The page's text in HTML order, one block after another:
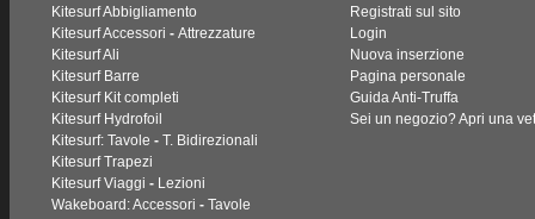
Kitesurf Abbigliamento
Kitesurf Accessori - Attrezzature
Kitesurf Ali
Kitesurf Barre
Kitesurf Kit completi
Kitesurf Hydrofoil
Kitesurf: Tavole - T. Bidirezionali
Kitesurf Trapezi
Kitesurf Viaggi - Lezioni
Wakeboard: Accessori - Tavole
Registrati sul sito
Login
Nuova inserzione
Pagina personale
Guida Anti-Truffa
Sei un negozio? Apri una